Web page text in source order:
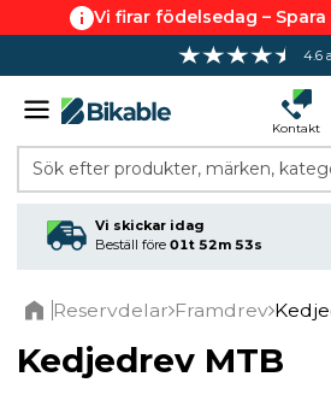
Vi firar födelsedag –
4.6
Fri frakt över 799
Kontakt
Sök efter produkter, märken,
Vi skickar idag
Beställ före 01t 52m 53s
Reservdelar Framdrev
Kedjedrev MTB